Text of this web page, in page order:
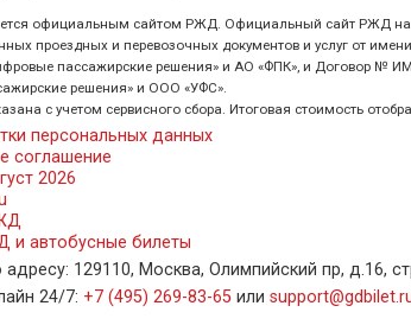
официальным сайтом РЖД. Официальный сайт РЖД
проездных и перевозочных документов и услуг от
пассажирские решения» и АО «ФПК», и Договор №
решения» и ООО «УФС».
с учетом сервисного сбора. Итоговая стоимость
персональных данных
соглашение
2026
и автобусные билеты
129110, Москва, Олимпийский пр, д.16,
24/7: +7 (495) 269-83-65 или